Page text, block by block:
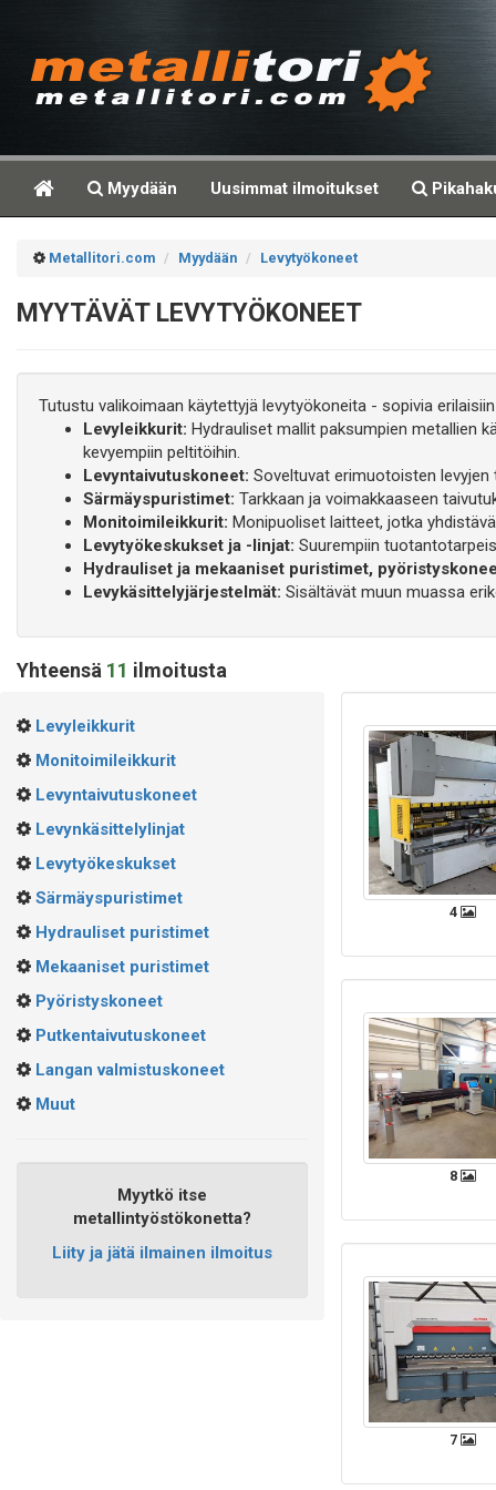
Myydään Uusimmat ilmoitukset
Metallitori.com Myydään Levytyökoneet
MYYTÄVÄT LEVYTYÖKONEET
Tutustu valikoimaan käytettyjä levytyökoneita - sopivia
Levyleikkurit: Hydrauliset mallit paksumpien metallien
kevyempiin peltitöihin.
Levyntaivutuskoneet: Soveltuvat erimuotoisten
Särmäyspuristimet: Tarkkaan ja voimakkaaseen
Monitoimileikkurit: Monipuoliset laitteet, jotka
Levytyökeskukset ja -linjat: Suurempiin
Hydrauliset ja mekaaniset puristimet,
Levykäsittelyjärjestelmät: Sisältävät muun muassa
Yhteensä 11 ilmoitusta
Levyleikkurit
Monitoimileikkurit
Levyntaivutuskoneet
Levynkäsittelylinjat
Levytyökeskukset
Särmäyspuristimet
Hydrauliset puristimet
Mekaaniset puristimet
Pyöristyskoneet
Putkentaivutuskoneet
Langan valmistuskoneet
Muut
Myytkö itse
metallintyöstökonetta?
Liity ja jätä ilmainen ilmoitus
4
8
7